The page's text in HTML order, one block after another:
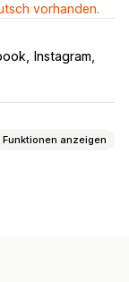
vorhanden.
Instagram
Funktionen anzeigen